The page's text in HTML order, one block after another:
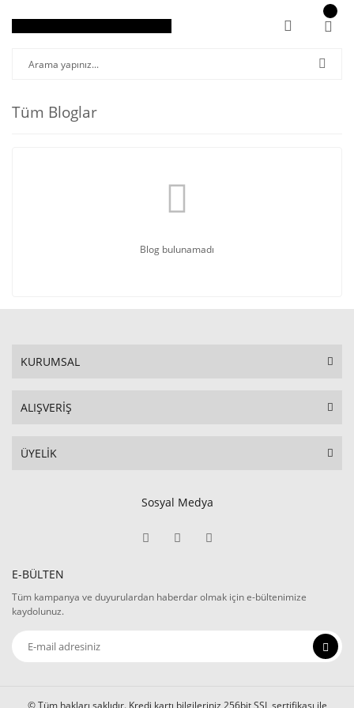
Tüm Bloglar
Blog bulunamadı
KURUMSAL
ALIŞVERİŞ
ÜYELİK
Sosyal Medya
E-BÜLTEN
Tüm kampanya ve duyurulardan haberdar olmak için e-bültenimize
kaydolunuz.
© Tüm hakları saklıdır. Kredi kartı bilgileriniz 256bit SSL sertifikası ile